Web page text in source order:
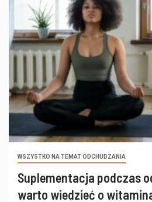
WSZYSTKO NA TEMAT ODCHUDZANIA
Suplementacja podczas
warto wiedzieć o